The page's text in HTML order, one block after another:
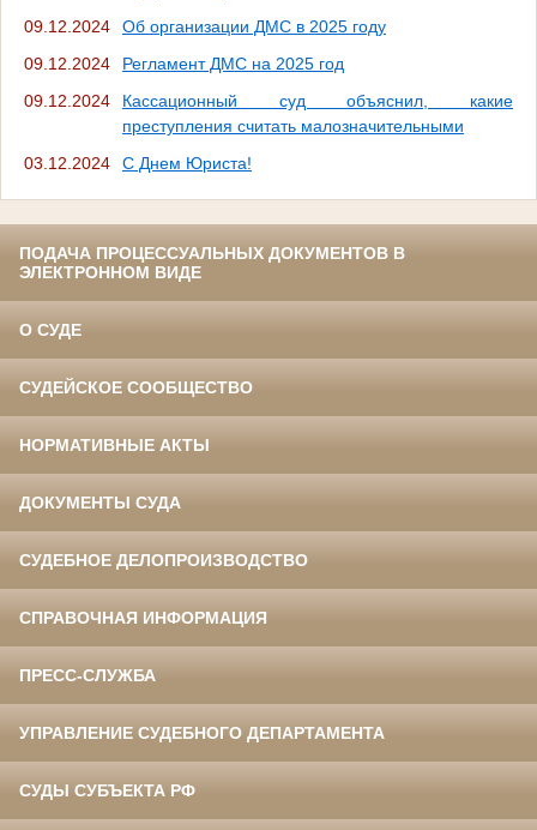
09.12.2024
Об организации ДМС в 2025 году
09.12.2024
Регламент ДМС на 2025 год
09.12.2024
Кассационный суд объяснил, какие
преступления считать малозначительными
03.12.2024
С Днем Юриста!
ПОДАЧА ПРОЦЕССУАЛЬНЫХ ДОКУМЕНТОВ В
ЭЛЕКТРОННОМ ВИДЕ
О СУДЕ
СУДЕЙСКОЕ СООБЩЕСТВО
НОРМАТИВНЫЕ АКТЫ
ДОКУМЕНТЫ СУДА
СУДЕБНОЕ ДЕЛОПРОИЗВОДСТВО
СПРАВОЧНАЯ ИНФОРМАЦИЯ
ПРЕСС-СЛУЖБА
УПРАВЛЕНИЕ СУДЕБНОГО ДЕПАРТАМЕНТА
СУДЫ СУБЪЕКТА РФ